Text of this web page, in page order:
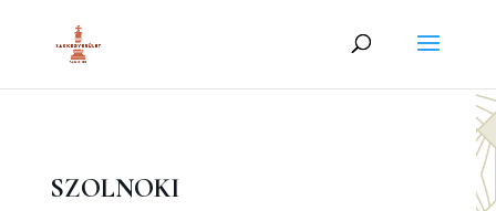
SZOLNOKI